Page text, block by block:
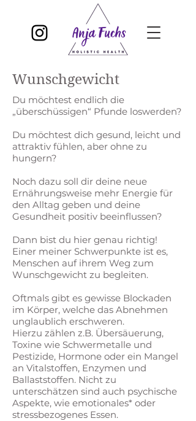
Wunschgewicht
Du möchtest endlich die
„überschüssigen“ Pfunde loswerden?
Du möchtest dich gesund, leicht und
attraktiv fühlen, aber ohne zu
hungern?
Noch dazu soll dir deine neue
Ernährungsweise mehr Energie für
den Alltag geben und deine
Gesundheit positiv beeinflussen?
Dann bist du hier genau richtig!
Einer meiner Schwerpunkte ist es,
Menschen auf ihrem Weg zum
Wunschgewicht zu begleiten.
Oftmals gibt es gewisse Blockaden
im Körper, welche das Abnehmen
unglaublich erschweren.
Hierzu zählen z.B. Übersäuerung,
Toxine wie Schwermetalle und
Pestizide, Hormone oder ein Mangel
an Vitalstoffen, Enzymen und
Ballaststoffen. Nicht zu
unterschätzen sind auch psychische
Aspekte, wie emotionales* oder
stressbezogenes Essen.